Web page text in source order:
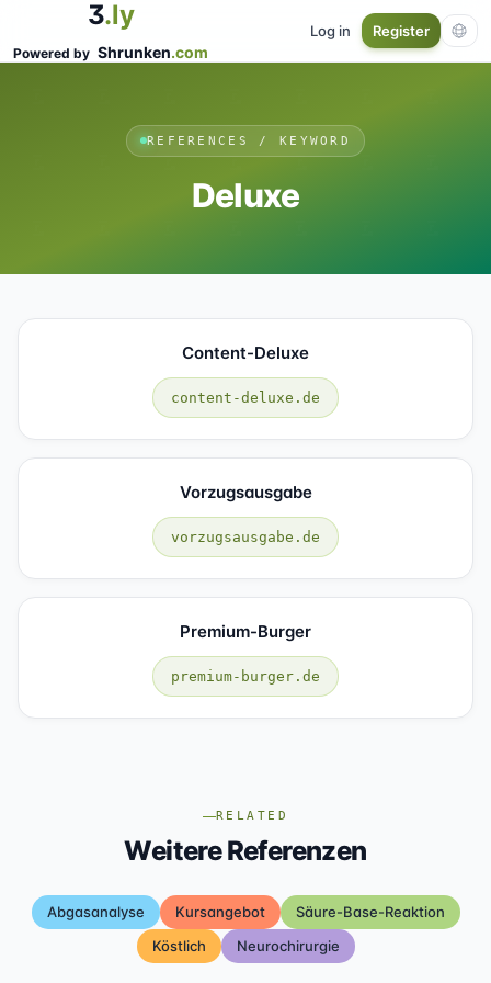
3.ly
Powered by Shrunken.com
Log in Register
REFERENCES / KEYWORD
Deluxe
Content-Deluxe
content-deluxe.de
Vorzugsausgabe
vorzugsausgabe.de
Premium-Burger
premium-burger.de
RELATED
Weitere Referenzen
Abgasanalyse Kursangebot
Säure-Base-Reaktion
Köstlich
Neurochirurgie